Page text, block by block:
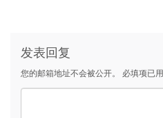
发表回复
您的邮箱地址不会被公开。 必填项已用